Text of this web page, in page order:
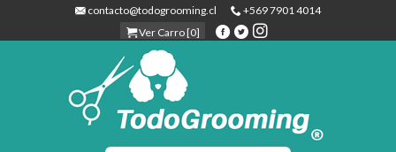
contacto@todogrooming.cl
+569 7901 4014
Ver Carro [0]